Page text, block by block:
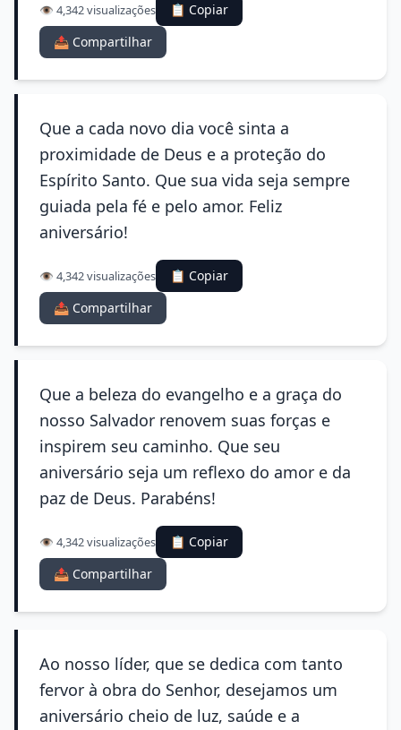
👁️ 4,342 visualizações
📋 Copiar
📤 Compartilhar
Que a cada novo dia você sinta a
proximidade de Deus e a proteção do
Espírito Santo. Que sua vida seja sempre
guiada pela fé e pelo amor. Feliz
aniversário!
👁️ 4,342 visualizações
📋 Copiar
📤 Compartilhar
Que a beleza do evangelho e a graça do
nosso Salvador renovem suas forças e
inspirem seu caminho. Que seu
aniversário seja um reflexo do amor e da
paz de Deus. Parabéns!
👁️ 4,342 visualizações
📋 Copiar
📤 Compartilhar
Ao nosso líder, que se dedica com tanto
fervor à obra do Senhor, desejamos um
aniversário cheio de luz, saúde e a